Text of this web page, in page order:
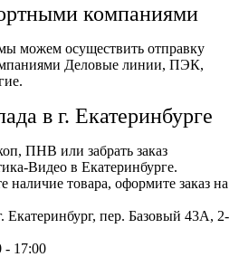
компаниями
можем осуществить отправку
Деловые линии, ПЭК,
в г. Екатеринбурге
ПНВ или забрать заказ
Видео в Екатеринбурге.
наличие товара, оформите заказ на
Екатеринбург, пер. Базовый 43А, 2-
- 17:00